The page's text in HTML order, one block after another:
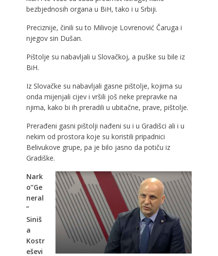
bezbjednosih organa u BiH, tako i u Srbiji.
Preciznije, činili su to Milivoje Lovrenović Čaruga i
njegov sin Dušan.
Pištolje su nabavljali u Slovačkoj, a puške su bile iz
BiH.
Iz Slovačke su nabavljali gasne pištolje, kojima su
onda mijenjali cijev i vršili još neke prepravke na
njima, kako bi ih preradili u ubitačne, prave, pištolje.
Prerađeni gasni pištolji nađeni su i u Gradišci ali i u
nekim od prostora koje su koristili pripadnici
Belivukove grupe, pa je bilo jasno da potiču iz
Gradiške.
Nark
o”Ge
neral
”
Siniš
a
Kostr
eševi